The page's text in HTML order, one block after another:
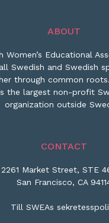
ABOUT
Women’s Educational
Swedish and Swedish
through common
the largest non-profit
organization outside
CONTACT
2261 Market Street, STE
San Francisco, CA
Till SWEAs